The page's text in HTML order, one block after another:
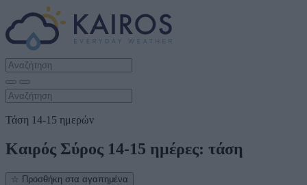
Τάση 14-15 ημερών
Καιρός Σύρος 14-15 ημέρες: τάση
☆ Προσθήκη στα αγαπημένα